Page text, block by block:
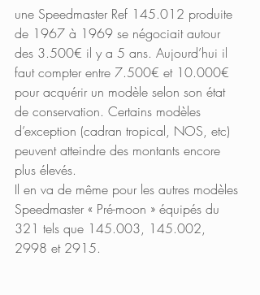
une Speedmaster Ref 145.012 produite
de 1967 à 1969 se négociait autour
des 3.500€ il y a 5 ans. Aujourd’hui il
faut compter entre 7.500€ et 10.000€
pour acquérir un modèle selon son état
de conservation. Certains modèles
d’exception (cadran tropical, NOS, etc)
peuvent atteindre des montants encore
plus élevés.
Il en va de même pour les autres modèles
Speedmaster « Pré-moon » équipés du
321 tels que 145.003, 145.002,
2998 et 2915.